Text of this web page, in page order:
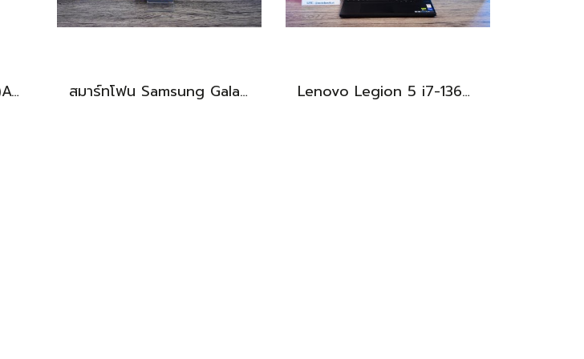
(สินค้ามือหนึ่งไม่แกะกล่อง)Acer Swift Go 14 AIรุ่นใหม่ IntelCoreUltra5-228V Ram32 SSD1TB จอ14นิ้ว OLED WUXGA จอสวยคมชัด สเปคสูงทำงานเก่ง มีAIBoost ดีไซน์เบาบางเพียง1.24KG อุปกรณ์ครบกล่องพร้อมประกันศูนย์ยาว2029 ราคาเพียง 30,990.- เท่านั้น สมาร์ทโฟน Samsung Galaxy S24 ULTRA (12+512GB) BLACK (5G) ขายเพียง 18,990.- เท่านั้น Lenovo Legion 5 i7-13650HX RTX5060(8GB) RAM16 512GB M.2 จอ15.3นิ้ว FHD+ 165Hz เกมมิ่งสเปคสูง คีย์บอร์ดไฟสีขาว ดีไซน์เรียบหรูดูทันสมัย ประกันศูนย์ยาวถึงปี2028 เครื่องพร้อมใช้งานในราคาสุดคุ้มเพียง 39,990.-